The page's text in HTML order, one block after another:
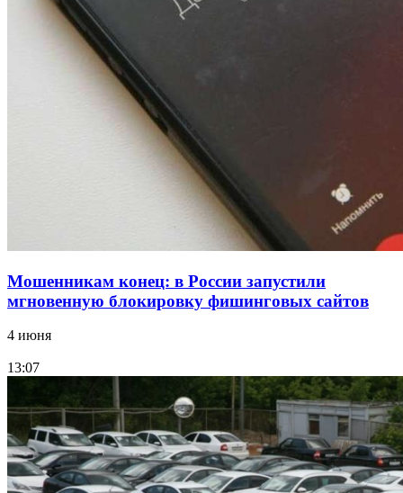
Сладкий праздник в Волгограде: в Центральном
парке прошёл фестиваль „Арбузный переполох“
Волгоградские компании нарастили экспорт:
заключены контракты на 3,6 млн долларов
Мошенникам конец: в России запустили
мгновенную блокировку фишинговых сайтов
4 июня
13:07